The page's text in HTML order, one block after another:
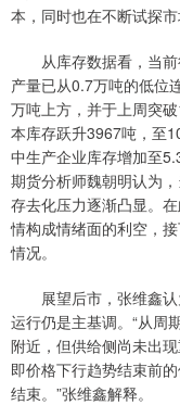
本，同时也在不断试探市
从库存数据看，当前
产量已从0.7万吨的低位
万吨上方，并于上周突
本库存跃升3967吨，至
中生产企业库存增加至
期货分析师魏朝明认为
存去化压力逐渐凸显。
情构成情绪面的利空，
情况。
展望后市，张维鑫认
运行仍是主基调。“从周
附近，但供给侧尚未出
即价格下行趋势结束前
结束。”张维鑫解释。